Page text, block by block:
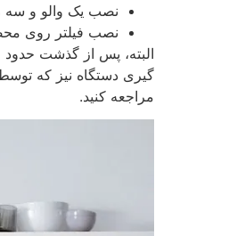
نصب یک والو و سه
نصب فیلتر روی
گیری دستگاه نیز که
مراجعه کنید.